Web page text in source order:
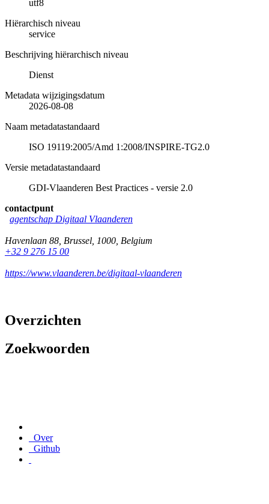
utf8
Hiërarchisch niveau
service
Beschrijving hiërarchisch niveau
Dienst
Metadata wijzigingsdatum
2026-08-08
Naam metadatastandaard
ISO 19119:2005/Amd 1:2008/INSPIRE-TG2.0
Versie metadatastandaard
GDI-Vlaanderen Best Practices - versie 2.0
contactpunt
agentschap Digitaal Vlaanderen
Havenlaan 88 Brussel 1000 Belgium
+32 9 276 15 00
https://www.vlaanderen.be/digitaal-vlaanderen
Overzichten
Zoekwoorden
Over
Github